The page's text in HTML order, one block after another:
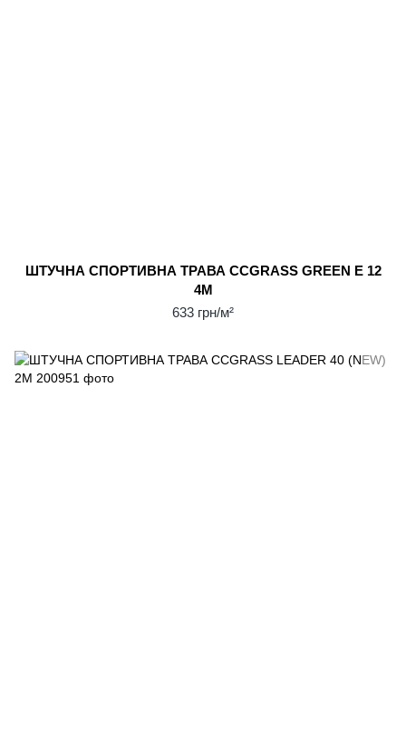
ШТУЧНА СПОРТИВНА ТРАВА CCGRASS GREEN E 12
4М
633 грн/м²